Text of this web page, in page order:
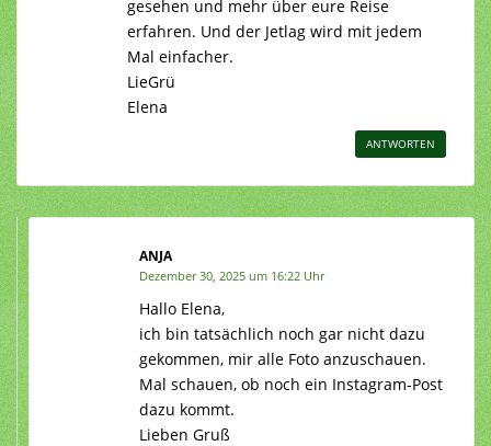
gesehen und mehr über eure Reise
erfahren. Und der Jetlag wird mit jedem
Mal einfacher.
LieGrü
Elena
ANTWORTEN
ANJA
Dezember 30, 2025 um 16:22 Uhr
Hallo Elena,
ich bin tatsächlich noch gar nicht dazu
gekommen, mir alle Foto anzuschauen.
Mal schauen, ob noch ein Instagram-Post
dazu kommt.
Lieben Gruß